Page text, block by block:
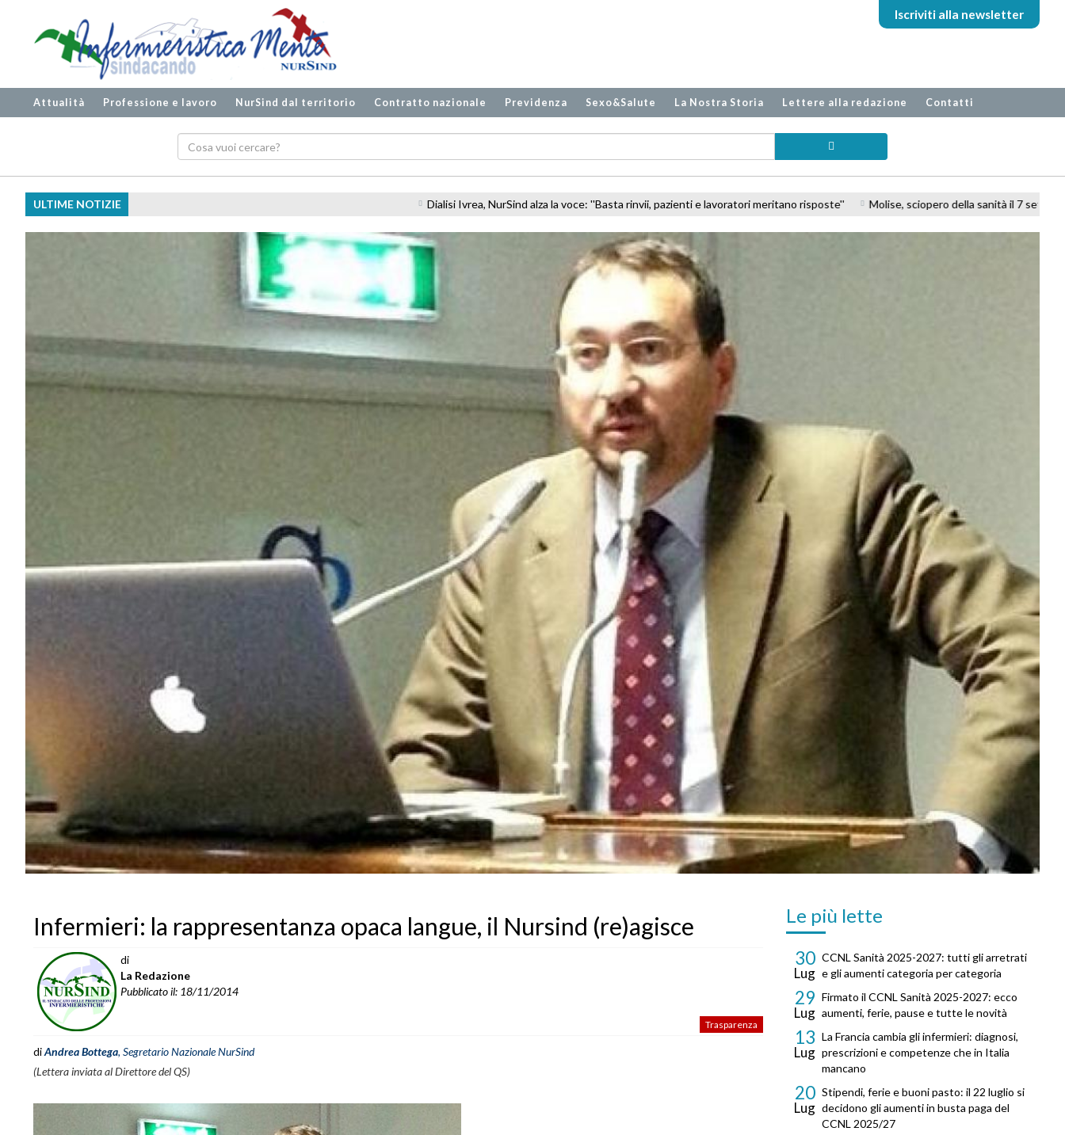
Iscriviti alla newsletter
Attualità Professione e lavoro NurSind dal territorio Contratto nazionale Previdenza Sexo&Salute La Nostra Storia Lettere alla redazione Contatti
ULTIME NOTIZIE Dialisi Ivrea, NurSind alza la voce: ''Basta rinvii, pazienti e lavoratori meritano risposte'' Molise, sciopero della sanità il 7 settembre. NurSind, CISL FP e FIALS:
Infermieri: la rappresentanza opaca langue, il Nursind (re)agisce
di
La Redazione
Pubblicato il: 18/11/2014
Trasparenza
diAndrea Bottega, Segretario Nazionale NurSind
(Lettera inviata al Direttore del QS)
Le più lette
30
Lug
CCNL Sanità 2025-2027: tutti gli arretrati
e gli aumenti categoria per categoria
29
Lug
Firmato il CCNL Sanità 2025-2027: ecco
aumenti, ferie, pause e tutte le novità
13
Lug
La Francia cambia gli infermieri: diagnosi,
prescrizioni e competenze che in Italia
mancano
20
Lug
Stipendi, ferie e buoni pasto: il 22 luglio si
decidono gli aumenti in busta paga del
CCNL 2025/27